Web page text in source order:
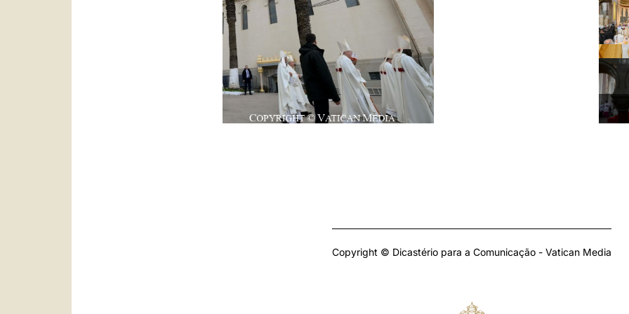
Copyright © Dicastério para a Comunicação - Vatican Media